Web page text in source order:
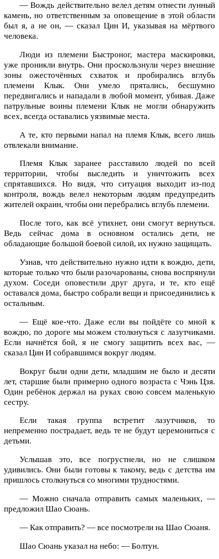
— Вождь действительно велел детям отнести лунный
камень, но ответственным за оповещение в этой области
был я, а не он, — сказал Цин И, указывая на мёртвого
человека.
Люди из племени Быстроног, мастера маскировки,
уже проникли внутрь. Они проскользнули через внешние
зоны ожесточённых схваток и пробирались вглубь
племени Клык. Они умело прятались, бесшумно
передвигались и нападали в любой момент, убивая. Даже
патрульные воины племени Клык не могли обнаружить
всех, всегда оставались уязвимые места.
А те, кто первыми напал на племя Клык, всего лишь
отвлекали внимание.
Племя Клык заранее расставило людей по всей
территории, чтобы выследить и уничтожить всех
спрятавшихся. Но видя, что ситуация выходит из-под
контроля, вождь велел некоторым людям предупредить
жителей окраин, чтобы они перебрались вглубь племени.
После того, как всё утихнет, они смогут вернуться.
Ведь сейчас дома в основном остались дети, не
обладающие большой боевой силой, их нужно защищать.
Узнав, что действительно нужно идти к вождю, дети,
которые только что были разочарованы, снова воспрянули
духом. Соседи оповестили друг друга, и те, кто ещё
оставался дома, быстро собрали вещи и присоединились к
остальным.
— Ещё кое-что. Даже если вы пойдёте со мной к
вождю, по дороге мы можем столкнуться с лазутчиками.
Если начнётся бой, я не смогу защитить всех вас, —
сказал Цин И собравшимся вокруг людям.
Вокруг были одни дети, младшим не было и десяти
лет, старшие были примерно одного возраста с Чэнь Цзя.
Один ребёнок держал на руках свою совсем маленькую
сестру.
Если такая группа встретит лазутчиков, то
непременно пострадает, ведь те не будут церемониться с
детьми.
Услышав это, все погрустнели, но не слишком
удивились. Они были готовы к такому, ведь с детства им
пришлось столкнуться со многими трудностями.
— Можно сначала отправить самых маленьких, —
предложил Шао Сюань.
— Как отправить? — все посмотрели на Шао Сюаня.
Шао Сюань указал на небо: — Болтун.